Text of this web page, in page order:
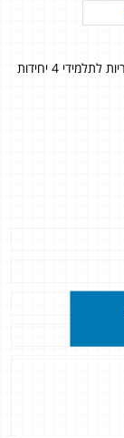
מקבץ דוגמאות א' לאינטגרלים של פונקציות טריגונומטריות לתלמידי 4 יחידות